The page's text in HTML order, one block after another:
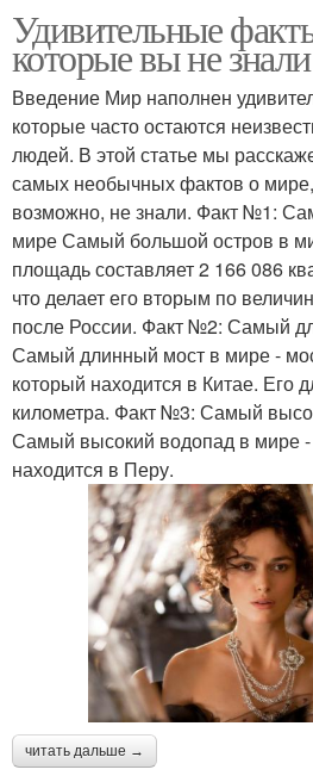
Удивительные
которые вы не знали
Введение Мир наполнен
которые часто остаются
людей. В этой статье мы
самых необычных фактов о
возможно, не знали. Факт №1:
мире Самый большой остров в
площадь составляет 2 166 086
что делает его вторым по
после России. Факт №2: Самый
Самый длинный мост в мире -
который находится в Китае. Его
километра. Факт №3: Самый
Самый высокий водопад в мире -
находится в Перу.
читать дальше →